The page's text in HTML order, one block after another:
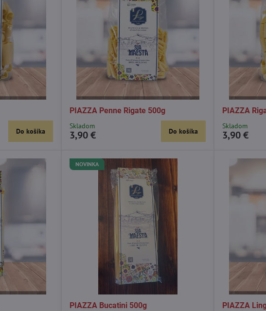
Do košíka
PIAZZA Penne Rigate 500g
Skladom
3,90 € Do košíka
PIAZZA
Skladom
3,90 €
NOVINKA
PIAZZA Bucatini 500g PIAZZA